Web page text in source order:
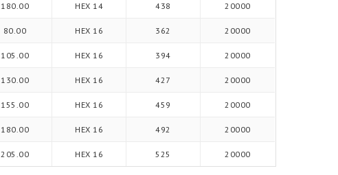
180.00 HEX 14 438 20000
80.00 HEX 16 362 20000
105.00 HEX 16 394 20000
130.00 HEX 16 427 20000
155.00 HEX 16 459 20000
180.00 HEX 16 492 20000
205.00 HEX 16 525 20000